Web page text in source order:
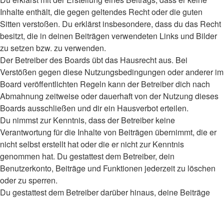
Inhalte enthält, die gegen geltendes Recht oder die guten
Sitten verstoßen. Du erklärst insbesondere, dass du das Recht
besitzt, die in deinen Beiträgen verwendeten Links und Bilder
zu setzen bzw. zu verwenden.
Der Betreiber des Boards übt das Hausrecht aus. Bei
Verstößen gegen diese Nutzungsbedingungen oder anderer im
Board veröffentlichten Regeln kann der Betreiber dich nach
Abmahnung zeitweise oder dauerhaft von der Nutzung dieses
Boards ausschließen und dir ein Hausverbot erteilen.
Du nimmst zur Kenntnis, dass der Betreiber keine
Verantwortung für die Inhalte von Beiträgen übernimmt, die er
nicht selbst erstellt hat oder die er nicht zur Kenntnis
genommen hat. Du gestattest dem Betreiber, dein
Benutzerkonto, Beiträge und Funktionen jederzeit zu löschen
oder zu sperren.
Du gestattest dem Betreiber darüber hinaus, deine Beiträge